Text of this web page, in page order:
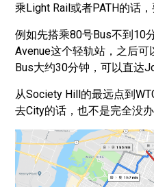
乘Light Rail或者PATH的话，
例如先搭乘80号Bus不到10
Avenue这个轻轨站，之后
Bus大约30分钟，可以直达
从Society Hill的最远点到
去City的话，也不是完全没办